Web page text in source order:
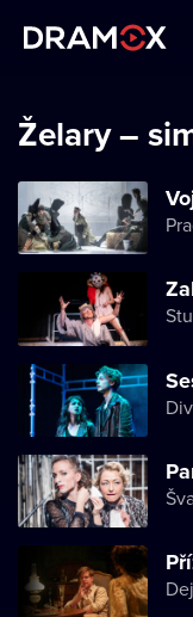
Register
Želary –